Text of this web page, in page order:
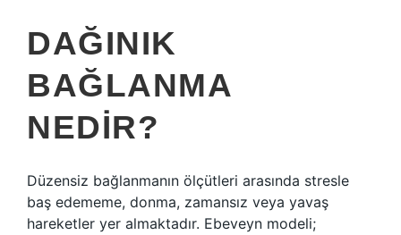
DAĞINIK
BAĞLANMA
NEDIR?
Düzensiz bağlanmanın ölçütleri arasında stresle
baş edememe, donma, zamansız veya yavaş
hareketler yer almaktadır. Ebeveyn modeli;